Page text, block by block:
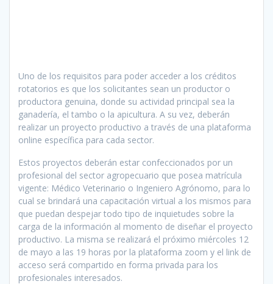
Uno de los requisitos para poder acceder a los créditos
rotatorios es que los solicitantes sean un productor o
productora genuina, donde su actividad principal sea la
ganadería, el tambo o la apicultura. A su vez, deberán
realizar un proyecto productivo a través de una plataforma
online específica para cada sector.
Estos proyectos deberán estar confeccionados por un
profesional del sector agropecuario que posea matrícula
vigente: Médico Veterinario o Ingeniero Agrónomo, para lo
cual se brindará una capacitación virtual a los mismos para
que puedan despejar todo tipo de inquietudes sobre la
carga de la información al momento de diseñar el proyecto
productivo. La misma se realizará el próximo miércoles 12
de mayo a las 19 horas por la plataforma zoom y el link de
acceso será compartido en forma privada para los
profesionales interesados.